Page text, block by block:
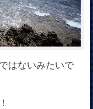
はないみたいで